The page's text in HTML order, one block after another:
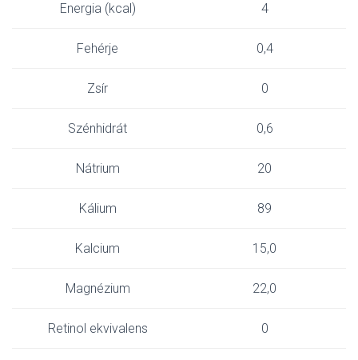
Energia (kcal) 4
Fehérje 0,4
Zsír 0
Szénhidrát 0,6
Nátrium 20
Kálium 89
Kalcium 15,0
Magnézium 22,0
Retinol ekvivalens 0